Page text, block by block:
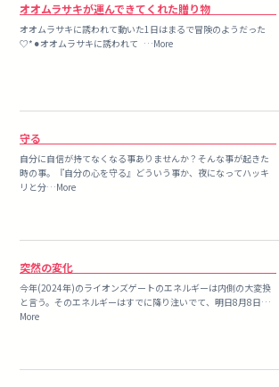
オオムラサキが運んできてくれた贈り物
オオムラサキに誘われて動いた1日はまるで冒険のようだった
♡*⚫︎オオムラサキに誘われて …More
守る
自分に自信が持てなくなる事ありませんか？そんな事が起きた
時の事。『自分の心を守る』どういう事か、夜になってハッキ
リと分…More
突然の変化
今年(2024年)のライオンズゲートのエネルギーは内側の大変換
と言う。そのエネルギーはすでに降り注いでて、明日8月8日…
More